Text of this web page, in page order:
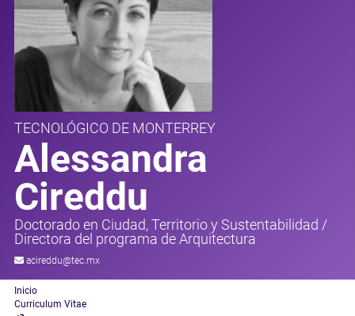
TECNOLÓGICO DE MONTERREY
Alessandra
Cireddu
Doctorado en Ciudad, Territorio y Sustentabilidad /
Directora del programa de Arquitectura
acireddu@tec.mx
Inicio
Curriculum Vitae